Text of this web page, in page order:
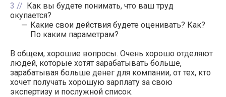
3
Как вы будете понимать, что ваш труд
окупается?
Какие свои действия будете оценивать? Как?
По каким параметрам?
В общем, хорошие вопросы. Очень хорошо отделяют
людей, которые хотят зарабатывать больше,
зарабатывая больше денег для компании, от тех, кто
хочет получать хорошую зарплату за свою
экспертизу и послужной список.